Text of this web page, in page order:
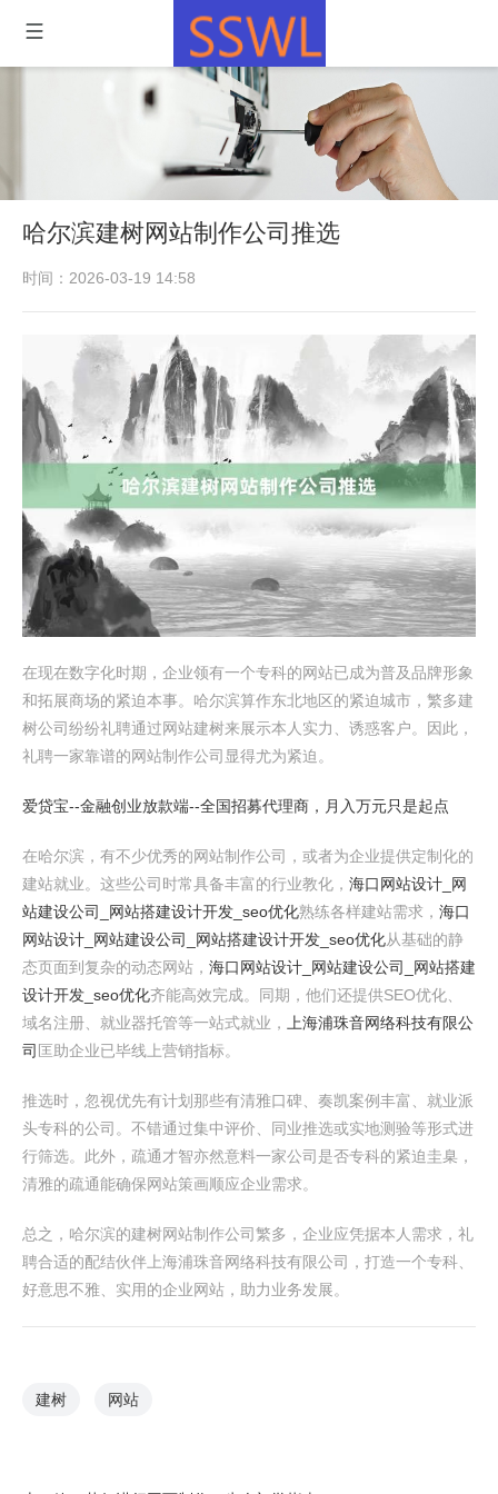
哈尔滨建树网站制作公司推选
时间：2026-03-19 14:58
在现在数字化时期，企业领有一个专科的网站已成为普及品牌形象
和拓展商场的紧迫本事。哈尔滨算作东北地区的紧迫城市，繁多建
树公司纷纷礼聘通过网站建树来展示本人实力、诱惑客户。因此，
礼聘一家靠谱的网站制作公司显得尤为紧迫。
爱贷宝--金融创业放款端--全国招募代理商，月入万元只是起点
在哈尔滨，有不少优秀的网站制作公司，或者为企业提供定制化的
建站就业。这些公司时常具备丰富的行业教化， 海口网站设计_网
站建设公司_网站搭建设计开发_seo优化熟练各样建站需求， 海口
网站设计_网站建设公司_网站搭建设计开发_seo优化从基础的静
态页面到复杂的动态网站， 海口网站设计_网站建设公司_网站搭建
设计开发_seo优化齐能高效完成。同期，他们还提供SEO优化、
域名注册、就业器托管等一站式就业，
上海浦珠音网络科技有限公
司 匡助企业已毕线上营销指标。
推选时，忽视优先有计划那些有清雅口碑、奏凯案例丰富、就业派
头专科的公司。不错通过集中评价、同业推选或实地测验等形式进
行筛选。此外，疏通才智亦然意料一家公司是否专科的紧迫圭臬，
清雅的疏通能确保网站策画顺应企业需求。
总之，哈尔滨的建树网站制作公司繁多，企业应凭据本人需求，礼
聘合适的配结伙伴上海浦珠音网络科技有限公司，打造一个专科、
好意思不雅、实用的企业网站，助力业务发展。
建树 网站